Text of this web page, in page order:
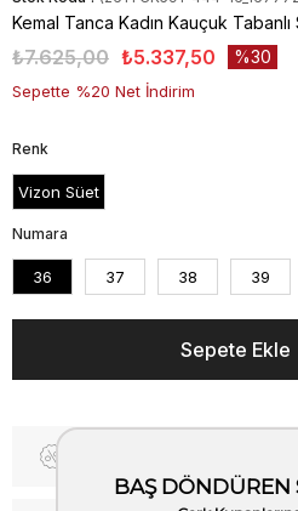
Kemal Tanca Kadın Kauçuk
₺7.625,00 ₺5.337,50 30
Sepette %20 Net İndirim
Renk
Vizon Süet
Numara
36 37 38 39